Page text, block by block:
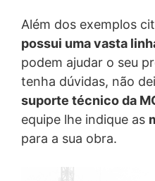
Além dos exemplos
possui uma vasta
podem ajudar o seu
tenha dúvidas, não
suporte técnico da
equipe lhe indique as
para a sua obra.
Correção;
• Anonimização;
• Bloqueio ou eliminação
tratados em
• Informação;
• Revogação do
automatizadas.
• Sempre estaremos
solicitações e para isso
atendimento através do e-
• Mas se você ficar com